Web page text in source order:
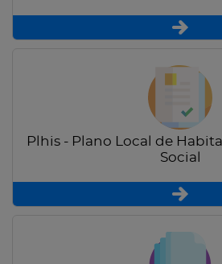
Plhis - Plano Local de
Social